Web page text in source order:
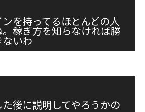
を持ってるほとんどの人
稼ぎ方を知らなければ勝
ないわ
後に説明してやろうかの